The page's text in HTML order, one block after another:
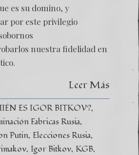
es su domino, y
por este privilegio
nuestra fidelidad en
Leer Más
ES IGOR BITKOV?
Fabricas Rusia
Putin Elecciones Rusia
Igor Bitkov KGB